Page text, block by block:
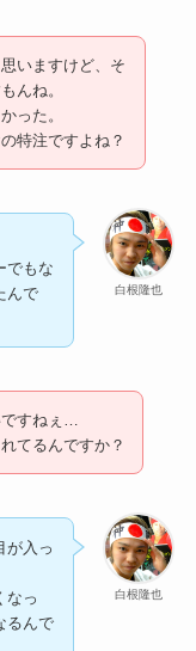
いますけど、そ
んね。
った。
特注ですよね？
白根隆也
でもな
んで
すねぇ…
てるんですか？
白根隆也
が入っ
なっ
るんで